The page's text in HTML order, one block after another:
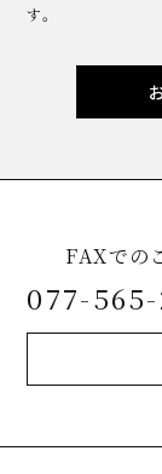
す。
FAXでの
077-